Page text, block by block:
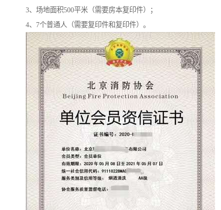
3、场地面积500平米（需要房本复印件）；
4、7个普通人（需要复印件和复印件）。